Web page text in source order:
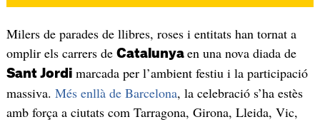
Milers de parades de llibres, roses i entitats han tornat a
omplir els carrers de Catalunya en una nova diada de
Sant Jordimarcada per l’ambient festiu i la participació
massiva. Més enllà de Barcelona, la celebració s’ha estès
amb força a ciutats com Tarragona, Girona, Lleida, Vic,